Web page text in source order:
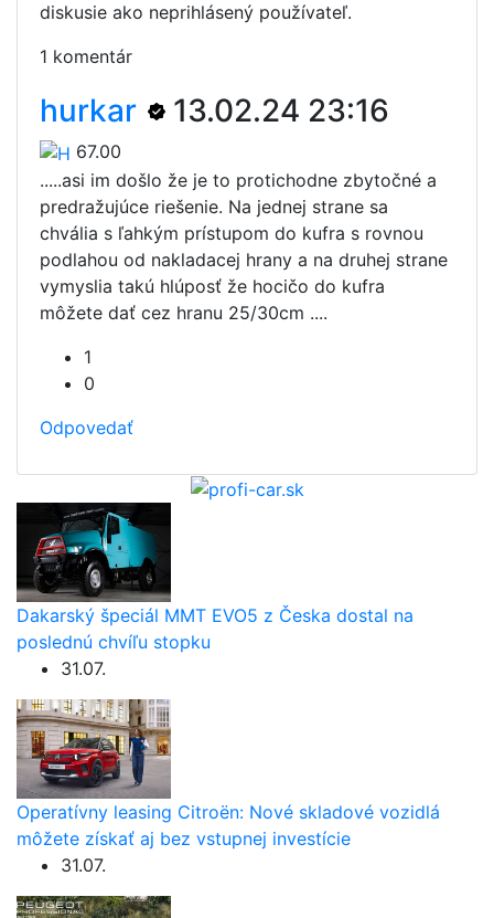
diskusie ako neprihlásený používateľ.
1 komentár
hurkar 13.02.24 23:16
67.00
.....asi im došlo že je to protichodne zbytočné a
predražujúce riešenie. Na jednej strane sa
chvália s ľahkým prístupom do kufra s rovnou
podlahou od nakladacej hrany a na druhej strane
vymyslia takú hlúposť že hocičo do kufra
môžete dať cez hranu 25/30cm ....
1
0
Odpovedať
Dakarský špeciál MMT EVO5 z Česka dostal na
poslednú chvíľu stopku
31.07.
Operatívny leasing Citroën: Nové skladové vozidlá
môžete získať aj bez vstupnej investície
31.07.